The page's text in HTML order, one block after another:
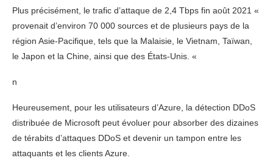
Plus précisément, le trafic d’attaque de 2,4 Tbps fin août 2021 «
provenait d’environ 70 000 sources et de plusieurs pays de la
région Asie-Pacifique, tels que la Malaisie, le Vietnam, Taïwan,
le Japon et la Chine, ainsi que des États-Unis. «
n
Heureusement, pour les utilisateurs d’Azure, la détection DDoS
distribuée de Microsoft peut évoluer pour absorber des dizaines
de térabits d’attaques DDoS et devenir un tampon entre les
attaquants et les clients Azure.